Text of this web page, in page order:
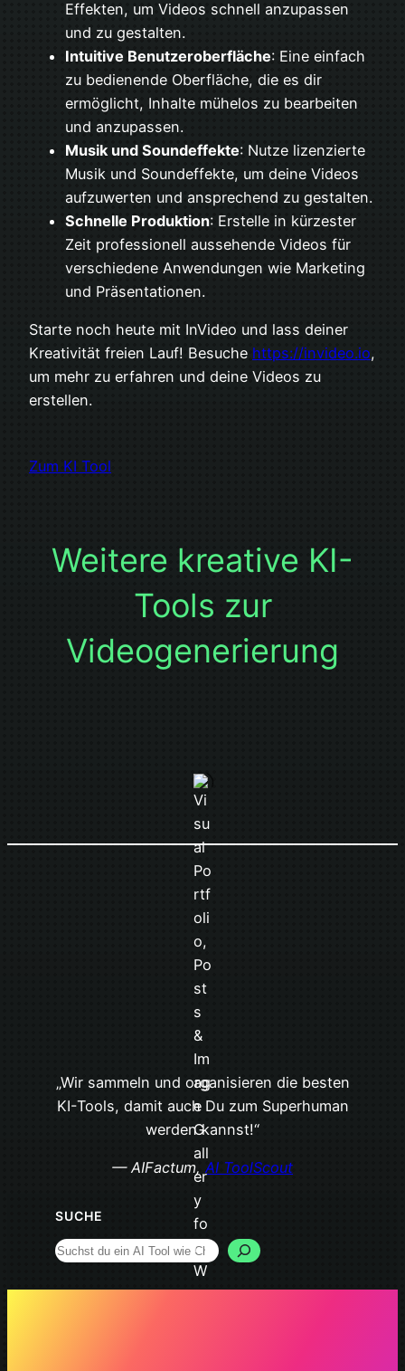
Effekten, um Videos schnell anzupassen
und zu gestalten.
Intuitive Benutzeroberfläche: Eine einfach
zu bedienende Oberfläche, die es dir
ermöglicht, Inhalte mühelos zu bearbeiten
und anzupassen.
Musik und Soundeffekte: Nutze lizenzierte
Musik und Soundeffekte, um deine Videos
aufzuwerten und ansprechend zu gestalten.
Schnelle Produktion: Erstelle in kürzester
Zeit professionell aussehende Videos für
verschiedene Anwendungen wie Marketing
und Präsentationen.
Starte noch heute mit InVideo und lass deiner
Kreativität freien Lauf! Besuche https://invideo.io,
um mehr zu erfahren und deine Videos zu
erstellen.
Zum KI Tool
Weitere kreative KI-
Tools zur
Videogenerierung
„Wir sammeln und organisieren die besten
KI-Tools, damit auch Du zum Superhuman
werden kannst!“
— AIFactum, AI ToolScout
SUCHE
Search